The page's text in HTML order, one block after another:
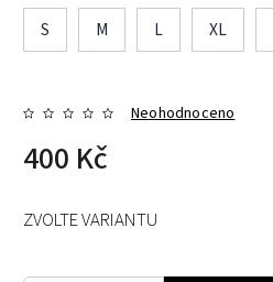
S M L XL
Neohodnoceno
400 Kč
ZVOLTE VARIANTU